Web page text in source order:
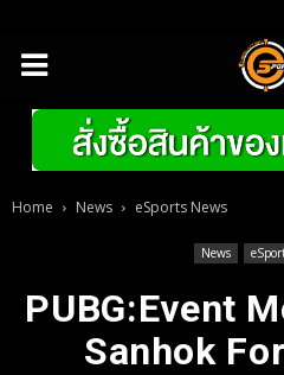
Home News eSports News
News
PUBG:Event
Sanhok